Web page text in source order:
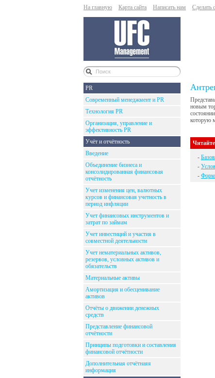
На главную Карта сайта Написать нам Сделать
PR
Современный менеджмент и PR
Технология PR
Организация, управление и
эффективность PR
Учёт и отчётность
Введение
Объединение бизнеса и
консолидированная финансовая
отчётность
Учет изменения цен, валютных
курсов и финансовая учетность в
период инфляции
Учет финансовых инструментов и
затрат по займам
Учет инвестиций и участия в
совместной деятельности
Учет нематериальных активов,
резервов, условных активов и
обязательств
Материальные активы
Амортизация и обесценивание
активов
Отчёты о движении денежных
средств
Представление финансовой
отчётности
Принципы подготовки и составления
финансовой отчётности
Дополнительная отчётнаяя
информация
новым
которую
-
-
-